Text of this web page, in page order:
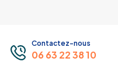
Contactez-nous
06 63 22 38 10